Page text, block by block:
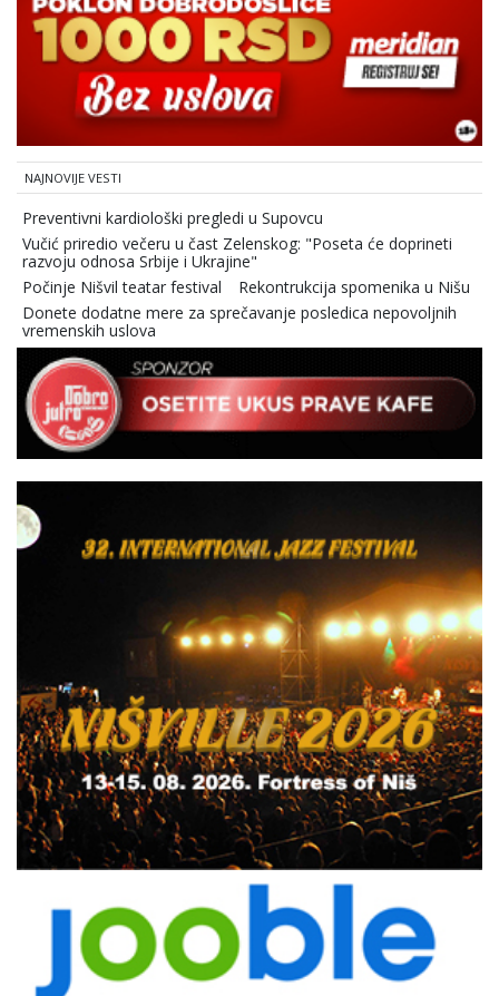
NAJNOVIJE VESTI
Preventivni kardiološki pregledi u Supovcu
Vučić priredio večeru u čast Zelenskog: "Poseta će doprineti
razvoju odnosa Srbije i Ukrajine"
Počinje Nišvil teatar festival
Rekontrukcija spomenika u Nišu
Donete dodatne mere za sprečavanje posledica nepovoljnih
vremenskih uslova